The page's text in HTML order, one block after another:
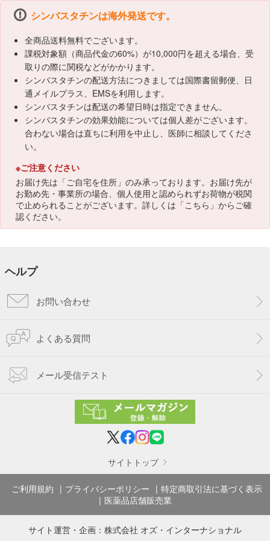
シンバスタチンは海外発送です。
全商品送料無料でございます。
課税対象額（商品代金の60%）が10,000円を超える場合、受
取りの際に関税などがかかります。
シンバスタチンの配送方法につきましては国際書留郵便、日
通メイルプラス、EMSを利用します。
シンバスタチンは配送の希望日時は指定できません。
シンバスタチンの効果効能については個人差がございます。
合わない場合は直ちに利用を中止し、医師に相談してくださ
い。
※ご注意ください
お届け先は「ご自宅を住所」のみ承っております。お届け先が
お勤め先・事業所の場合、個人使用と認められずお荷物が税関
で止められることがございます。詳しくは「こちら 」からご確
認ください。
ヘルプ
お問い合わせ
よくある質問
メール受信テスト
サイトトップ
ご利用規約 プライバシーポリシー
特定商取引法に基づく表示
医薬品店舗販売業
サイト運営・企画： 株式会社 オズ・インターナショナル